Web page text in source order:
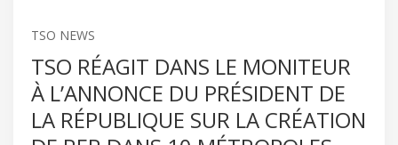
TSO NEWS
TSO RÉAGIT DANS LE MONITEUR
À L’ANNONCE DU PRÉSIDENT DE
LA RÉPUBLIQUE SUR LA CRÉATION